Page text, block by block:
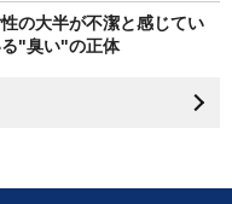
の大半が不潔と感じてい
"臭い"の正体